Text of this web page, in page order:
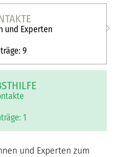
und Experten
9
1
und Experten zum